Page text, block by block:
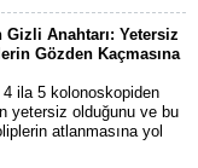
Gizli Anahtarı: Yetersiz
Gözden Kaçmasına
4 ila 5 kolonoskopiden
yetersiz olduğunu ve bu
atlanmasına yol